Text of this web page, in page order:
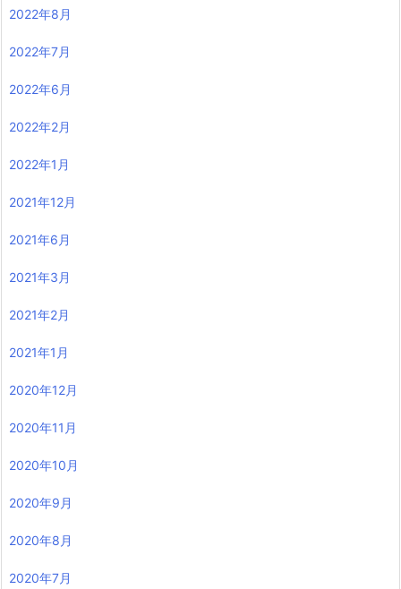
2022年8月
2022年7月
2022年6月
2022年2月
2022年1月
2021年12月
2021年6月
2021年3月
2021年2月
2021年1月
2020年12月
2020年11月
2020年10月
2020年9月
2020年8月
2020年7月